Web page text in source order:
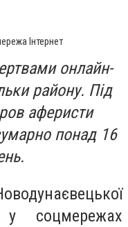
Інтернет
онлайн-
району. Під
аферисти
понад 16
соцмережах